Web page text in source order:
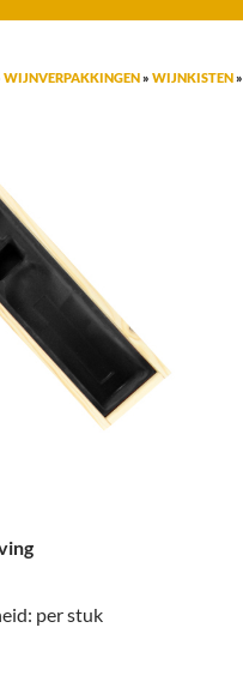
WIJNVERPAKKINGEN» WIJNKISTEN»
per stuk